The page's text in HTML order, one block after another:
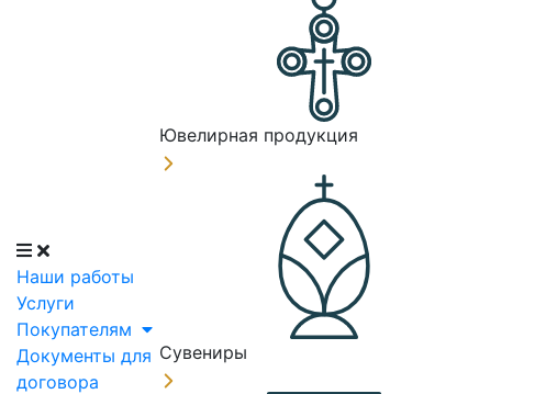
Наши работы
Услуги
Покупателям
Документы для
договора
Ювелирная продукция
Сувениры